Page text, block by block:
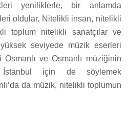
yeniliklerle, bir anlamda
oldular. Nitelikli insan, nitelikli
toplum nitelikli sanatçılar ve
seviyede müzik eserleri
ve Osmanlı müziğinin
İstanbul için de söylemek
da müzik, nitelikli toplumun